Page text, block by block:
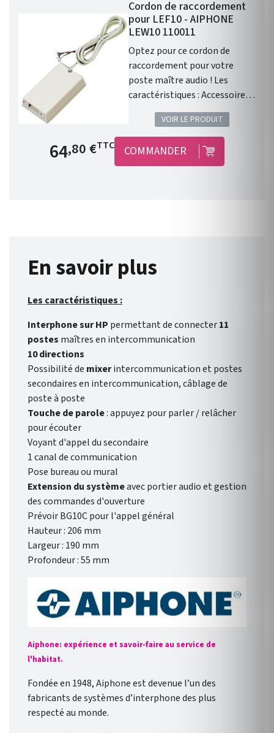
Cordon de raccordement
pour LEF10 - AIPHONE
LEW10 110011
Optez pour ce cordon de
raccordement pour votre
poste maître audio ! Les
caractéristiques : Accessoire
permettant d'installer un
poste LEF10 sur un bureau ou
au mur en saillie Cordon de
1m50 avec boite de
raccordement Hauteur : 120
VOIR LE PRODUIT
Prix de base
64,80 €TTC COMMANDER
En savoir plus
Les caractéristiques :
Interphone sur HP permettant de connecter11
postes maîtres en intercommunication
10 directions
Possibilité de mixerintercommunication et postes
secondaires en intercommunication, câblage de
poste à poste
Touche de parole: appuyez pour parler / relâcher
pour écouter
Voyant d'appel du secondaire
1 canal de communication
Pose bureau ou mural
Extension du systèmeavec portier audio et gestion
des commandes d'ouverture
Prévoir BG10C pour l'appel général
Hauteur : 206 mm
Largeur : 190 mm
Profondeur : 55 mm
Aiphone: expérience et savoir-faire au service de
l'habitat.
Fondée en 1948, Aiphone est devenue l’un des
fabricants de systèmes d’interphone des plus
respecté au monde.